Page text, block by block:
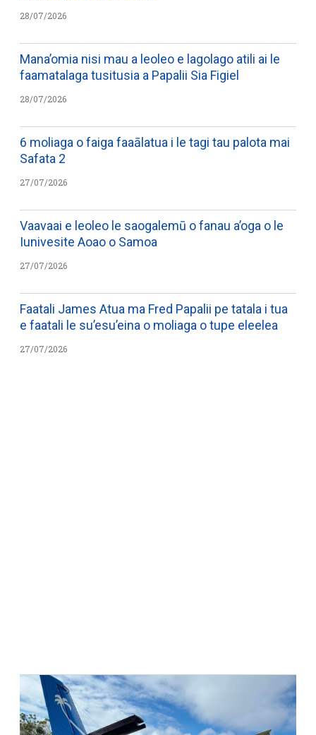
28/07/2026
Mana’omia nisi mau a leoleo e lagolago atili ai le
faamatalaga tusitusia a Papalii Sia Figiel
28/07/2026
6 moliaga o faiga faaālatua i le tagi tau palota mai
Safata 2
27/07/2026
Vaavaai e leoleo le saogalemū o fanau a’oga o le
Iunivesite Aoao o Samoa
27/07/2026
Faatali James Atua ma Fred Papalii pe tatala i tua
e faatali le su’esu’eina o moliaga o tupe eleelea
27/07/2026